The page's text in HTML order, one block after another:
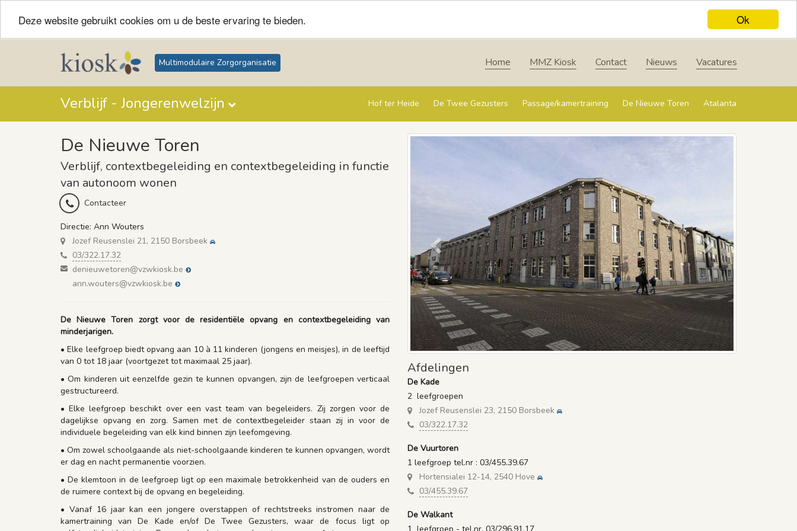
Ok
Deze website gebruikt cookies om u de beste ervaring te bieden.
Multimodulaire Zorgorganisatie Home MMZ Kiosk Contact Nieuws Vacatures
Verblijf - Jongerenwelzijn Hof ter Heide De Twee Gezusters Passage/kamertraining De Nieuwe Toren Atalanta
De Nieuwe Toren
Verblijf, contextbegeleiding en contextbegeleiding in functie
van autonoom wonen
Contacteer
Directie: Ann Wouters
Jozef Reusenslei 21, 2150 Borsbeek
03/322.17.32
denieuwetoren@vzwkiosk.be
ann.wouters@vzwkiosk.be
De Nieuwe Toren zorgt voor de residentiële opvang en contextbegeleiding van
minderjarigen.
• Elke leefgroep biedt opvang aan 10 à 11 kinderen (jongens en meisjes), in de leeftijd
van 0 tot 18 jaar (voortgezet tot maximaal 25 jaar).
• Om kinderen uit eenzelfde gezin te kunnen opvangen, zijn de leefgroepen verticaal
gestructureerd.
• Elke leefgroep beschikt over een vast team van begeleiders. Zij zorgen voor de
dagelijkse opvang en zorg. Samen met de contextbegeleider staan zij in voor de
individuele begeleiding van elk kind binnen zijn leefomgeving.
• Om zowel schoolgaande als niet-schoolgaande kinderen te kunnen opvangen, wordt
er dag en nacht permanentie voorzien.
• De klemtoon in de leefgroep ligt op een maximale betrokkenheid van de ouders en
de ruimere context bij de opvang en begeleiding.
• Vanaf 16 jaar kan een jongere overstappen of rechtstreeks instromen naar de
kamertraining van De Kade en/of De Twee Gezusters, waar de focus ligt op
Previous Next
Afdelingen
De Kade
2 leefgroepen
Jozef Reusenslei 23, 2150 Borsbeek
03/322.17.32
De Vuurtoren
1 leefgroep tel.nr : 03/455.39.67
Hortensialei 12-14, 2540 Hove
03/455.39.67
De Walkant